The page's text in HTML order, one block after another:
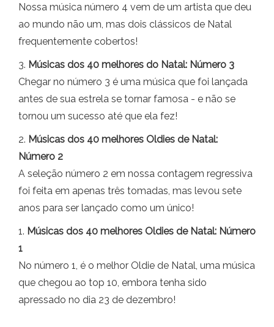
Nossa música número 4 vem de um artista que deu
ao mundo não um, mas dois clássicos de Natal
frequentemente cobertos!
3. Músicas dos 40 melhores do Natal: Número 3
Chegar no número 3 é uma música que foi lançada
antes de sua estrela se tornar famosa - e não se
tornou um sucesso até que ela fez!
2. Músicas dos 40 melhores Oldies de Natal:
Número 2
A seleção número 2 em nossa contagem regressiva
foi feita em apenas três tomadas, mas levou sete
anos para ser lançado como um único!
1. Músicas dos 40 melhores Oldies de Natal: Número
1
No número 1, é o melhor Oldie de Natal, uma música
que chegou ao top 10, embora tenha sido
apressado no dia 23 de dezembro!